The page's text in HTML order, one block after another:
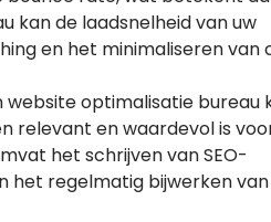
kan de laadsnelheid van uw
en het minimaliseren van
website optimalisatie bureau
relevant en waardevol is
het schrijven van SEO-
het regelmatig bijwerken